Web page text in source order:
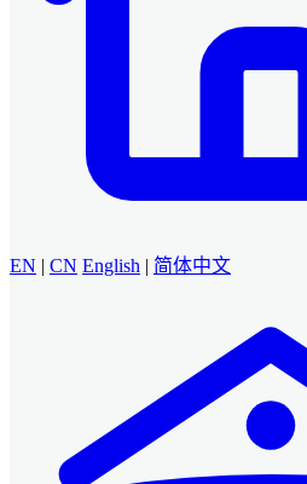
EN | CN English | 简体中文